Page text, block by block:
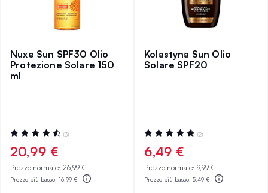
Nuxe Sun SPF30 Olio
Protezione Solare 150
ml
Valutazione:
93%
(3)
20,99 €
Prezzo normale: 26,99 €
Prezzo più basso: 16,99 €
Kolastyna Sun Olio
Solare SPF20
Valutazione:
100%
(2)
6,49 €
Prezzo normale: 9,99 €
Prezzo più basso: 5,49 €